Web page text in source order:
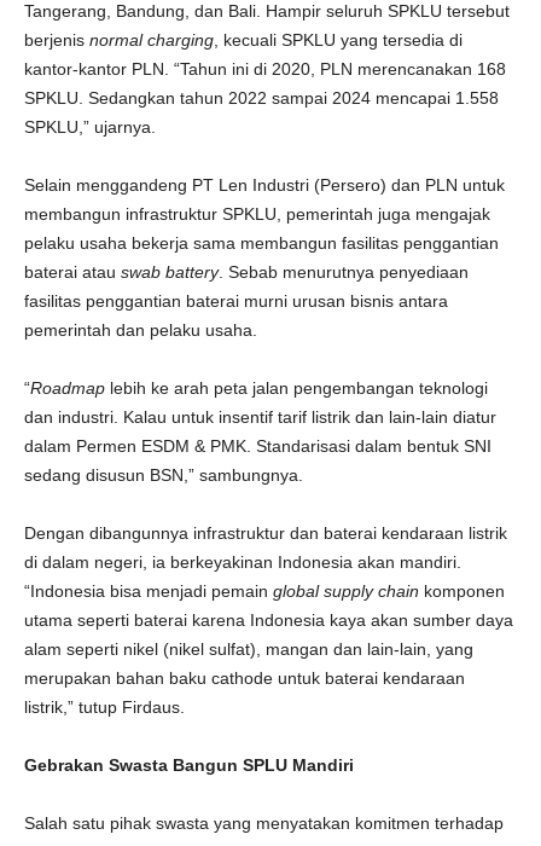
Tangerang, Bandung, dan Bali. Hampir seluruh SPKLU tersebut
berjenis normal charging , kecuali SPKLU yang tersedia di
kantor-kantor PLN. “Tahun ini di 2020, PLN merencanakan 168
SPKLU. Sedangkan tahun 2022 sampai 2024 mencapai 1.558
SPKLU,” ujarnya.
Selain menggandeng PT Len Industri (Persero) dan PLN untuk
membangun infrastruktur SPKLU, pemerintah juga mengajak
pelaku usaha bekerja sama membangun fasilitas penggantian
baterai atau swab battery. Sebab menurutnya penyediaan
fasilitas penggantian baterai murni urusan bisnis antara
pemerintah dan pelaku usaha.
“Roadmap lebih ke arah peta jalan pengembangan teknologi
dan industri. Kalau untuk insentif tarif listrik dan lain-lain diatur
dalam Permen ESDM & PMK. Standarisasi dalam bentuk SNI
sedang disusun BSN,” sambungnya.
Dengan dibangunnya infrastruktur dan baterai kendaraan listrik
di dalam negeri, ia berkeyakinan Indonesia akan mandiri.
“Indonesia bisa menjadi pemain global supply chain komponen
utama seperti baterai karena Indonesia kaya akan sumber daya
alam seperti nikel (nikel sulfat), mangan dan lain-lain, yang
merupakan bahan baku cathode untuk baterai kendaraan
listrik,” tutup Firdaus.
Gebrakan Swasta Bangun SPLU Mandiri
Salah satu pihak swasta yang menyatakan komitmen terhadap